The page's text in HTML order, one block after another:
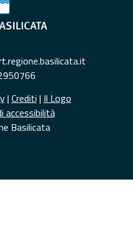
| Crediti | Il Logo
accessibilità
Basilicata